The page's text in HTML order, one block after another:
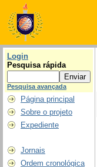
Login
Pesquisa rápida
Pesquisa avançada
Página principal
Sobre o projeto
Expediente
Jornais
Ordem cronológica